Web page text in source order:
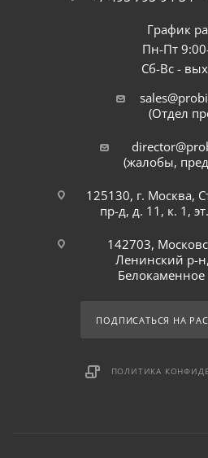
График
Пн-Пт
Сб-Вс -
(Отдел
(жалобы,
125130, г. Москва,
пр-д, д. 11, к. 1,
142703,
Ленинский р-
ПОДПИСАТЬСЯ НА
ПОЛИТИКА